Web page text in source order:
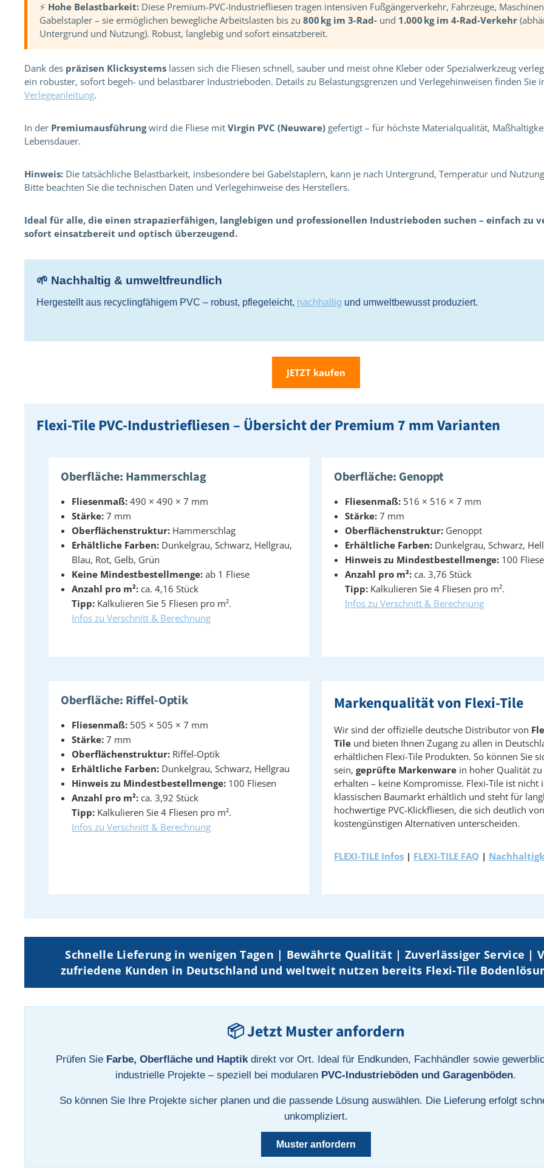
⚡ Hohe Belastbarkeit: Diese Premium-PVC-Industriefliesen tragen intensiven Fußgängerverkehr, Fahrzeuge,
Gabelstapler – sie ermöglichen bewegliche Arbeitslasten bis zu 800 kg im 3-Rad- und 1.000 kg im 4-Rad-Verkehr
Untergrund und Nutzung). Robust, langlebig und sofort einsatzbereit.
Dank des präzisen Klicksystems lassen sich die Fliesen schnell, sauber und meist ohne Kleber oder Spezialwerkzeug
ein robuster, sofort begeh- und belastbarer Industrieboden. Details zu Belastungsgrenzen und Verlegehinweisen finden Sie
Verlegeanleitung.
In der Premiumausführungwird die Fliese mit Virgin PVC (Neuware) gefertigt – für höchste Materialqualität,
Lebensdauer.
Hinweis: Die tatsächliche Belastbarkeit, insbesondere bei Gabelstaplern, kann je nach Untergrund, Temperatur und
Bitte beachten Sie die technischen Daten und Verlegehinweise des Herstellers.
Ideal für alle, die einen strapazierfähigen, langlebigen und professionellen Industrieboden suchen – einfach zu
sofort einsatzbereit und optisch überzeugend.
🌱 Nachhaltig & umweltfreundlich
Hergestellt aus recyclingfähigem PVC – robust, pflegeleicht, nachhaltig und umweltbewusst produziert.
JETZT kaufen
Flexi-Tile PVC-Industriefliesen – Übersicht der Premium 7 mm Varianten
Oberfläche: Hammerschlag
Fliesenmaß: 490 × 490 × 7 mm
Stärke: 7 mm
Oberflächenstruktur: Hammerschlag
Erhältliche Farben: Dunkelgrau, Schwarz, Hellgrau,
Blau, Rot, Gelb, Grün
Keine Mindestbestellmenge: ab 1 Fliese
Anzahl pro m²: ca. 4,16 Stück
Tipp: Kalkulieren Sie 5 Fliesen pro m².
Infos zu Verschnitt & Berechnung
Oberfläche: Genoppt
Fliesenmaß: 516 × 516 × 7 mm
Stärke: 7 mm
Oberflächenstruktur: Genoppt
Erhältliche Farben: Dunkelgrau, Schwarz,
Hinweis zu Mindestbestellmenge: 100
Anzahl pro m²: ca. 3,76 Stück
Tipp: Kalkulieren Sie 4 Fliesen pro m².
Infos zu Verschnitt & Berechnung
Oberfläche: Riffel-Optik
Fliesenmaß: 505 × 505 × 7 mm
Stärke: 7 mm
Oberflächenstruktur: Riffel-Optik
Erhältliche Farben: Dunkelgrau, Schwarz, Hellgrau
Hinweis zu Mindestbestellmenge: 100 Fliesen
Anzahl pro m²: ca. 3,92 Stück
Tipp: Kalkulieren Sie 4 Fliesen pro m².
Infos zu Verschnitt & Berechnung
Markenqualität von Flexi-Tile
Wir sind der offizielle deutsche Distributor von
Tile und bieten Ihnen Zugang zu allen in
erhältlichen Flexi-Tile Produkten. So können Sie
sein, geprüfte Markenware in hoher Qualität zu
erhalten – keine Kompromisse. Flexi-Tile ist nicht
klassischen Baumarkt erhältlich und steht für
hochwertige PVC-Klickfliesen, die sich deutlich von
kostengünstigen Alternativen unterscheiden.
FLEXI-TILE Infos | FLEXI-TILE FAQ |
Schnelle Lieferung in wenigen Tagen | Bewährte Qualität | Zuverlässiger Service |
zufriedene Kunden in Deutschland und weltweit nutzen bereits Flexi-Tile
📦 Jetzt Muster anfordern
Prüfen Sie Farbe, Oberfläche und Haptikdirekt vor Ort. Ideal für Endkunden, Fachhändler sowie
industrielle Projekte – speziell bei modularen PVC-Industrieböden und Garagenböden.
So können Sie Ihre Projekte sicher planen und die passende Lösung auswählen. Die Lieferung erfolgt
unkompliziert.
Muster anfordern